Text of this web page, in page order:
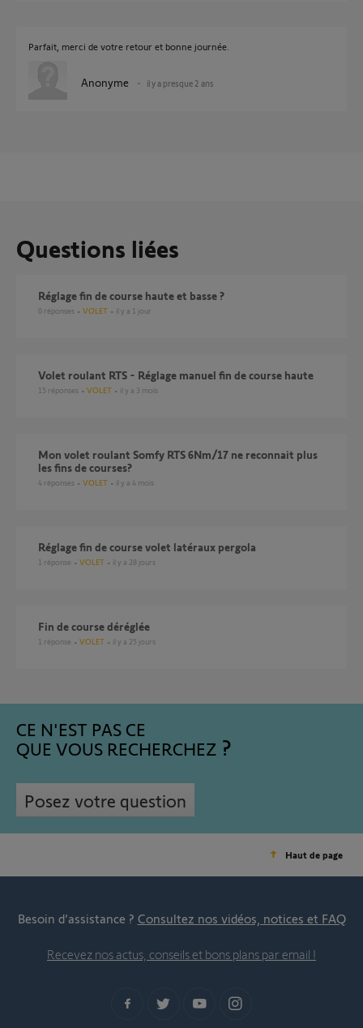
Parfait, merci de votre retour et bonne journée.
Anonyme il y a presque 2 ans
Questions liées
réglage fin de course haute et basse ?
0 réponses VOLET il y a 1 jour
Volet roulant RTS - Réglage manuel fin de course haute
15 réponses VOLET il y a 3 mois
Mon volet roulant Somfy RTS 6Nm/17 ne reconnait plus
les fins de courses?
4 réponses VOLET il y a 4 mois
Réglage fin de course volet latéraux pergola
1 réponse VOLET il y a 28 jours
Fin de course déréglée
1 réponse VOLET il y a 25 jours
CE N'EST PAS CE
QUE VOUS RECHERCHEZ
Posez votre question
Haut de page
Besoin d’assistance ? Consultez nos vidéos, notices et FAQ
Recevez nos actus, conseils et bons plans par email !